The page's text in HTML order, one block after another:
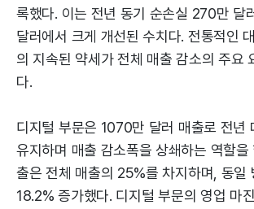
록했다. 이는 전년 동기 순손실 270만 달
달러에서 크게 개선된 수치다. 전통적인
의 지속된 약세가 전체 매출 감소의 주요
다.
디지털 부문은 1070만 달러 매출로 전년
유지하며 매출 감소폭을 상쇄하는 역할을
출은 전체 매출의 25%를 차지하며, 동일
18.2% 증가했다. 디지털 부문의 영업 마